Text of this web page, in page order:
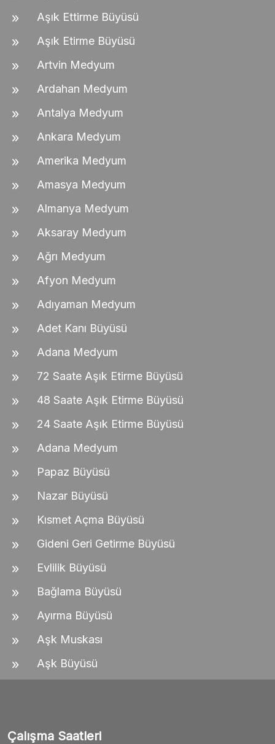
Aşık Ettirme Büyüsü
Aşık Etirme Büyüsü
Artvin Medyum
Ardahan Medyum
Antalya Medyum
Ankara Medyum
Amerika Medyum
Amasya Medyum
Almanya Medyum
Aksaray Medyum
Ağrı Medyum
Afyon Medyum
Adıyaman Medyum
Adet Kanı Büyüsü
Adana Medyum
72 Saate Aşık Etirme Büyüsü
48 Saate Aşık Etirme Büyüsü
24 Saate Aşık Etirme Büyüsü
Adana Medyum
Papaz Büyüsü
Nazar Büyüsü
Kısmet Açma Büyüsü
Gideni Geri Getirme Büyüsü
Evlilik Büyüsü
Bağlama Büyüsü
Ayırma Büyüsü
Aşk Muskası
Aşk Büyüsü
Çalışma Saatleri